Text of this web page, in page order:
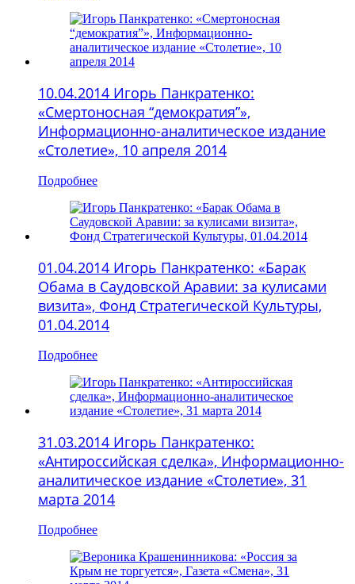
10.04.2014 Игорь Панкратенко:
«Смертоносная “демократия”»,
Информационно-аналитическое издание
«Столетие», 10 апреля 2014
Подробнее
01.04.2014 Игорь Панкратенко: «Барак
Обама в Саудовской Аравии: за кулисами
визита», Фонд Стратегической Культуры,
01.04.2014
Подробнее
31.03.2014 Игорь Панкратенко:
«Антироссийская сделка», Информационно-
аналитическое издание «Столетие», 31
марта 2014
Подробнее